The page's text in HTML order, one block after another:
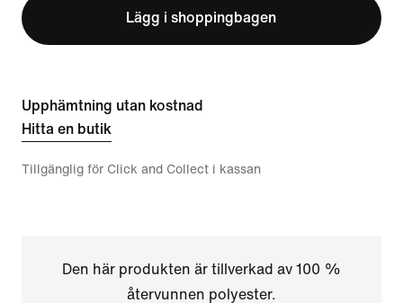
Lägg i shoppingbagen
Upphämtning utan kostnad
Hitta en butik
Tillgänglig för Click and Collect i kassan
Den här produkten är tillverkad av 100 %
återvunnen polyester.